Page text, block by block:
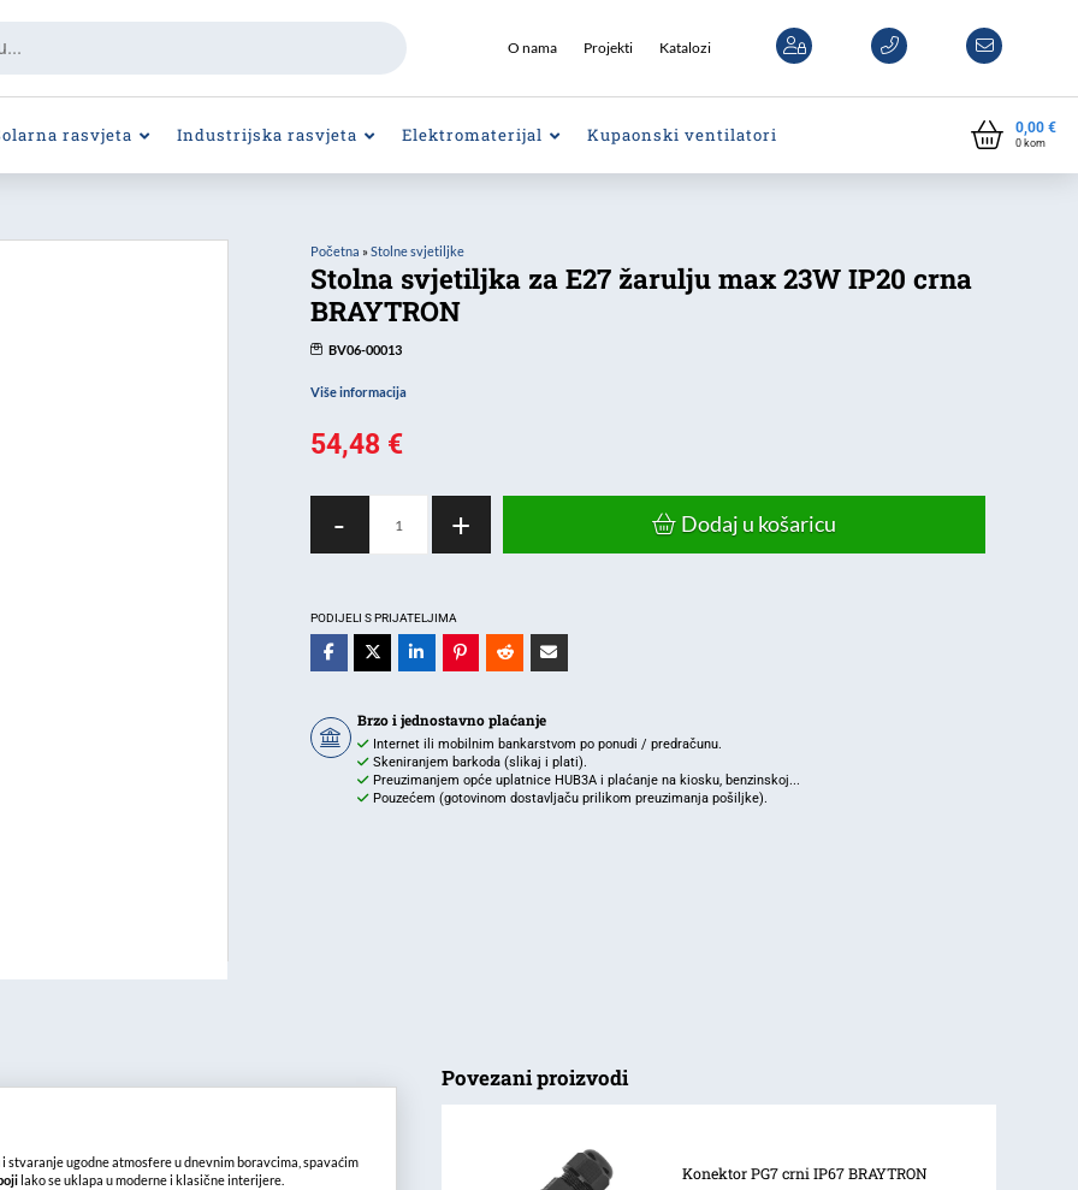
O nama Projekti Katalozi
rasvjeta Industrijska rasvjeta Elektromaterijal Kupaonski ventilatori 0,00 €
0kom
Početna »Stolne svjetiljke
Stolna svjetiljka za E27 žarulju max 23W IP20 crna
BRAYTRON
BV06-00013
Više informacija
54,48 €
-
svjetiljka
žarulju
max
23W
crna
BRAYTRON
količina
+ Dodaj u košaricu
PODIJELI S PRIJATELJIMA
Brzo i jednostavno plaćanje
Internet ili mobilnim bankarstvom po ponudi / predračunu.
Skeniranjem barkoda (slikaj i plati).
Preuzimanjem opće uplatnice HUB3A i plaćanje na kiosku, benzinskoj...
Pouzećem (gotovinom dostavljaču prilikom preuzimanja pošiljke).
i stvaranje ugodne atmosfere u dnevnim boravcima, spavaćim
lako se uklapa u moderne i klasične interijere.
Povezani proizvodi
Konektor PG7 crni IP67 BRAYTRON